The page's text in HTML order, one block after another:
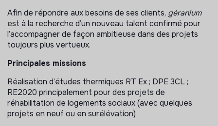
Afin de répondre aux besoins de ses clients, géranium
est à la recherche d’un nouveau talent confirmé pour
l’accompagner de façon ambitieuse dans des projets
toujours plus vertueux.
Principales missions
Réalisation d’études thermiques RT Ex ; DPE 3CL ;
RE2020 principalement pour des projets de
réhabilitation de logements sociaux (avec quelques
projets en neuf ou en surélévation)